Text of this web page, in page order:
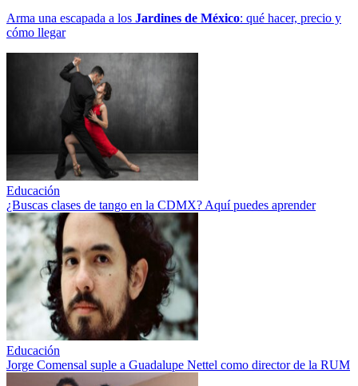
Arma una escapada a los Jardines de México: qué hacer, precio y
cómo llegar
Educación
¿Buscas clases de tango en la CDMX? Aquí puedes aprender
Educación
Jorge Comensal suple a Guadalupe Nettel como director de la RUM